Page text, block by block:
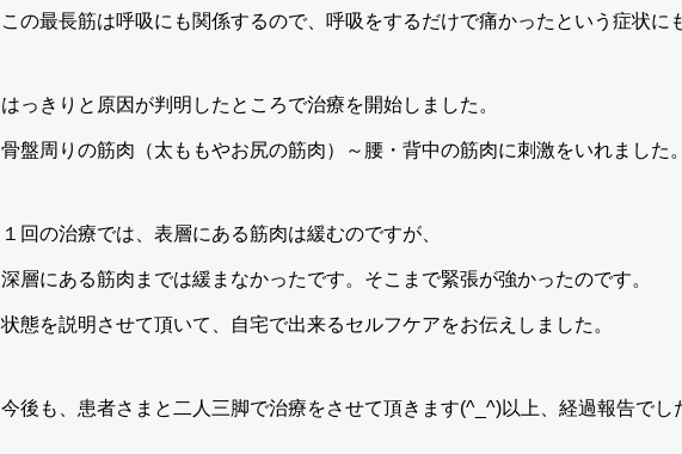
この最長筋は呼吸にも関係するので、呼吸をするだけで痛かったという症状に
はっきりと原因が判明したところで治療を開始しました。
骨盤周りの筋肉（太ももやお尻の筋肉）～腰・背中の筋肉に刺激をいれました。
１回の治療では、表層にある筋肉は緩むのですが、
深層にある筋肉までは緩まなかったです。そこまで緊張が強かったのです。
状態を説明させて頂いて、自宅で出来るセルフケアをお伝えしました。
今後も、患者さまと二人三脚で治療をさせて頂きます(^_^)以上、経過報告でし